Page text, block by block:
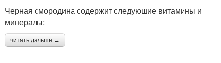
Черная смородина содержит следующие витамины и
минералы:
читать дальше →